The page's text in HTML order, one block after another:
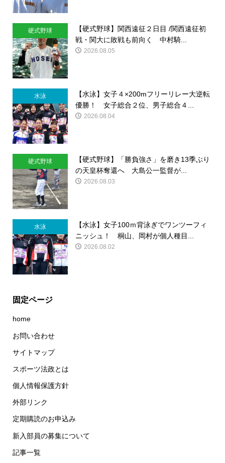
硬式野球
【硬式野球】関西遠征２日目 /関西遠征初
戦・関大に敗戦も前向く 中村騎...
2026.08.05
水泳
【水泳】女子４×200mフリーリレー大逆転
優勝！ 女子総合２位、男子総合４...
2026.08.04
硬式野球
【硬式野球】「勝負強さ」を磨き13季ぶり
の天皇杯奪還へ 大島公一監督が...
2026.08.03
水泳
【水泳】女子100ｍ背泳ぎでワンツーフィ
ニッシュ！ 桐山、岡村が個人種目...
2026.08.02
固定ページ
home
お問い合わせ
サイトマップ
スポーツ法政とは
個人情報保護方針
外部リンク
定期購読のお申込み
新入部員の募集について
記事一覧